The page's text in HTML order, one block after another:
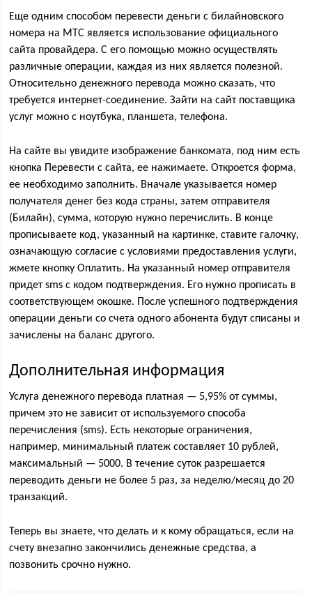
Еще одним способом перевести деньги с билайновского
номера на МТС является использование официального
сайта провайдера. С его помощью можно осуществлять
различные операции, каждая из них является полезной.
Относительно денежного перевода можно сказать, что
требуется интернет-соединение. Зайти на сайт поставщика
услуг можно с ноутбука, планшета, телефона.
На сайте вы увидите изображение банкомата, под ним есть
кнопка Перевести с сайта, ее нажимаете. Откроется форма,
ее необходимо заполнить. Вначале указывается номер
получателя денег без кода страны, затем отправителя
(Билайн), сумма, которую нужно перечислить. В конце
прописываете код, указанный на картинке, ставите галочку,
означающую согласие с условиями предоставления услуги,
жмете кнопку Оплатить. На указанный номер отправителя
придет sms с кодом подтверждения. Его нужно прописать в
соответствующем окошке. После успешного подтверждения
операции деньги со счета одного абонента будут списаны и
зачислены на баланс другого.
Дополнительная информация
Услуга денежного перевода платная — 5,95% от суммы,
причем это не зависит от используемого способа
перечисления (sms). Есть некоторые ограничения,
например, минимальный платеж составляет 10 рублей,
максимальный — 5000. В течение суток разрешается
переводить деньги не более 5 раз, за неделю/месяц до 20
транзакций.
Теперь вы знаете, что делать и к кому обращаться, если на
счету внезапно закончились денежные средства, а
позвонить срочно нужно.